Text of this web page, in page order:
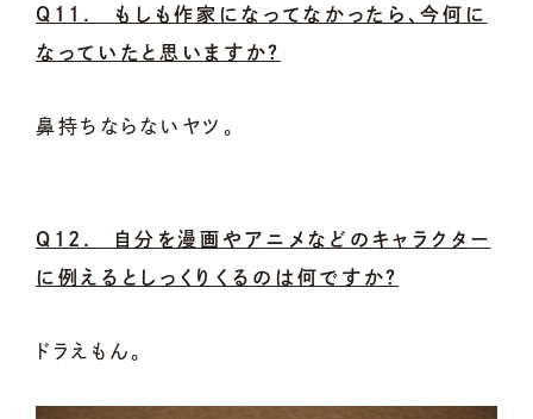
Q11. もしも作家になってなかったら、今何に
なっていたと思いますか？
鼻持ちならないヤツ。
Q12. 自分を漫画やアニメなどのキャラクター
に例えるとしっくりくるのは何ですか？
ドラえもん。